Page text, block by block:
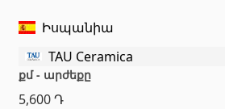
Լոգարանի աքսեսուարներ
Բոլորը
Իսպանիա
TAU Ceramica
քմ - արժեքը
5,600Դ